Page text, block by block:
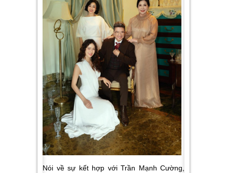
Nói về sự kết hợp với Trần Mạnh Cường,